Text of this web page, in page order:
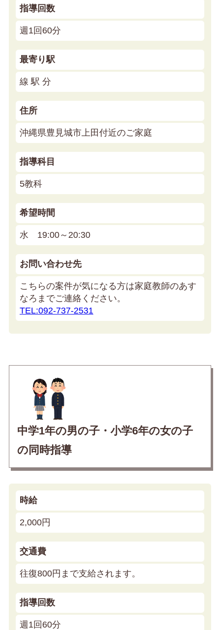
指導回数
週1回60分
最寄り駅
線 駅 分
住所
沖縄県豊見城市上田付近のご家庭
指導科目
5教科
希望時間
水 19:00～20:30
お問い合わせ先
こちらの案件が気になる方は家庭教師のあす
なろまでご連絡ください。
TEL:092-737-2531
中学1年の男の子・小学6年の女の子
の同時指導
時給
2,000円
交通費
往復800円まで支給されます。
指導回数
週1回60分